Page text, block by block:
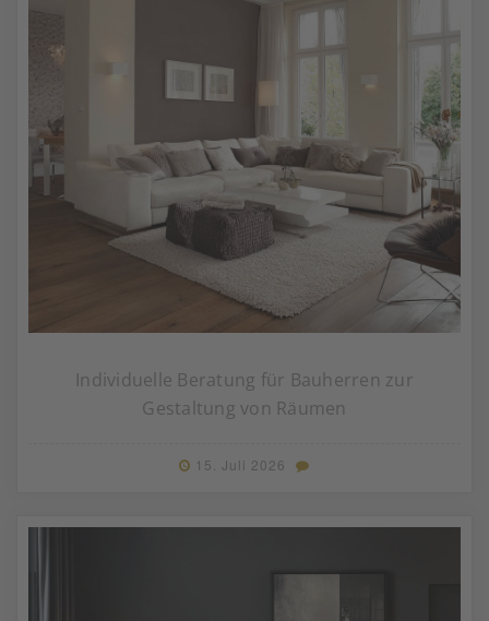
Individuelle Beratung für Bauherren zur
Gestaltung von Räumen
15. Juli 2026